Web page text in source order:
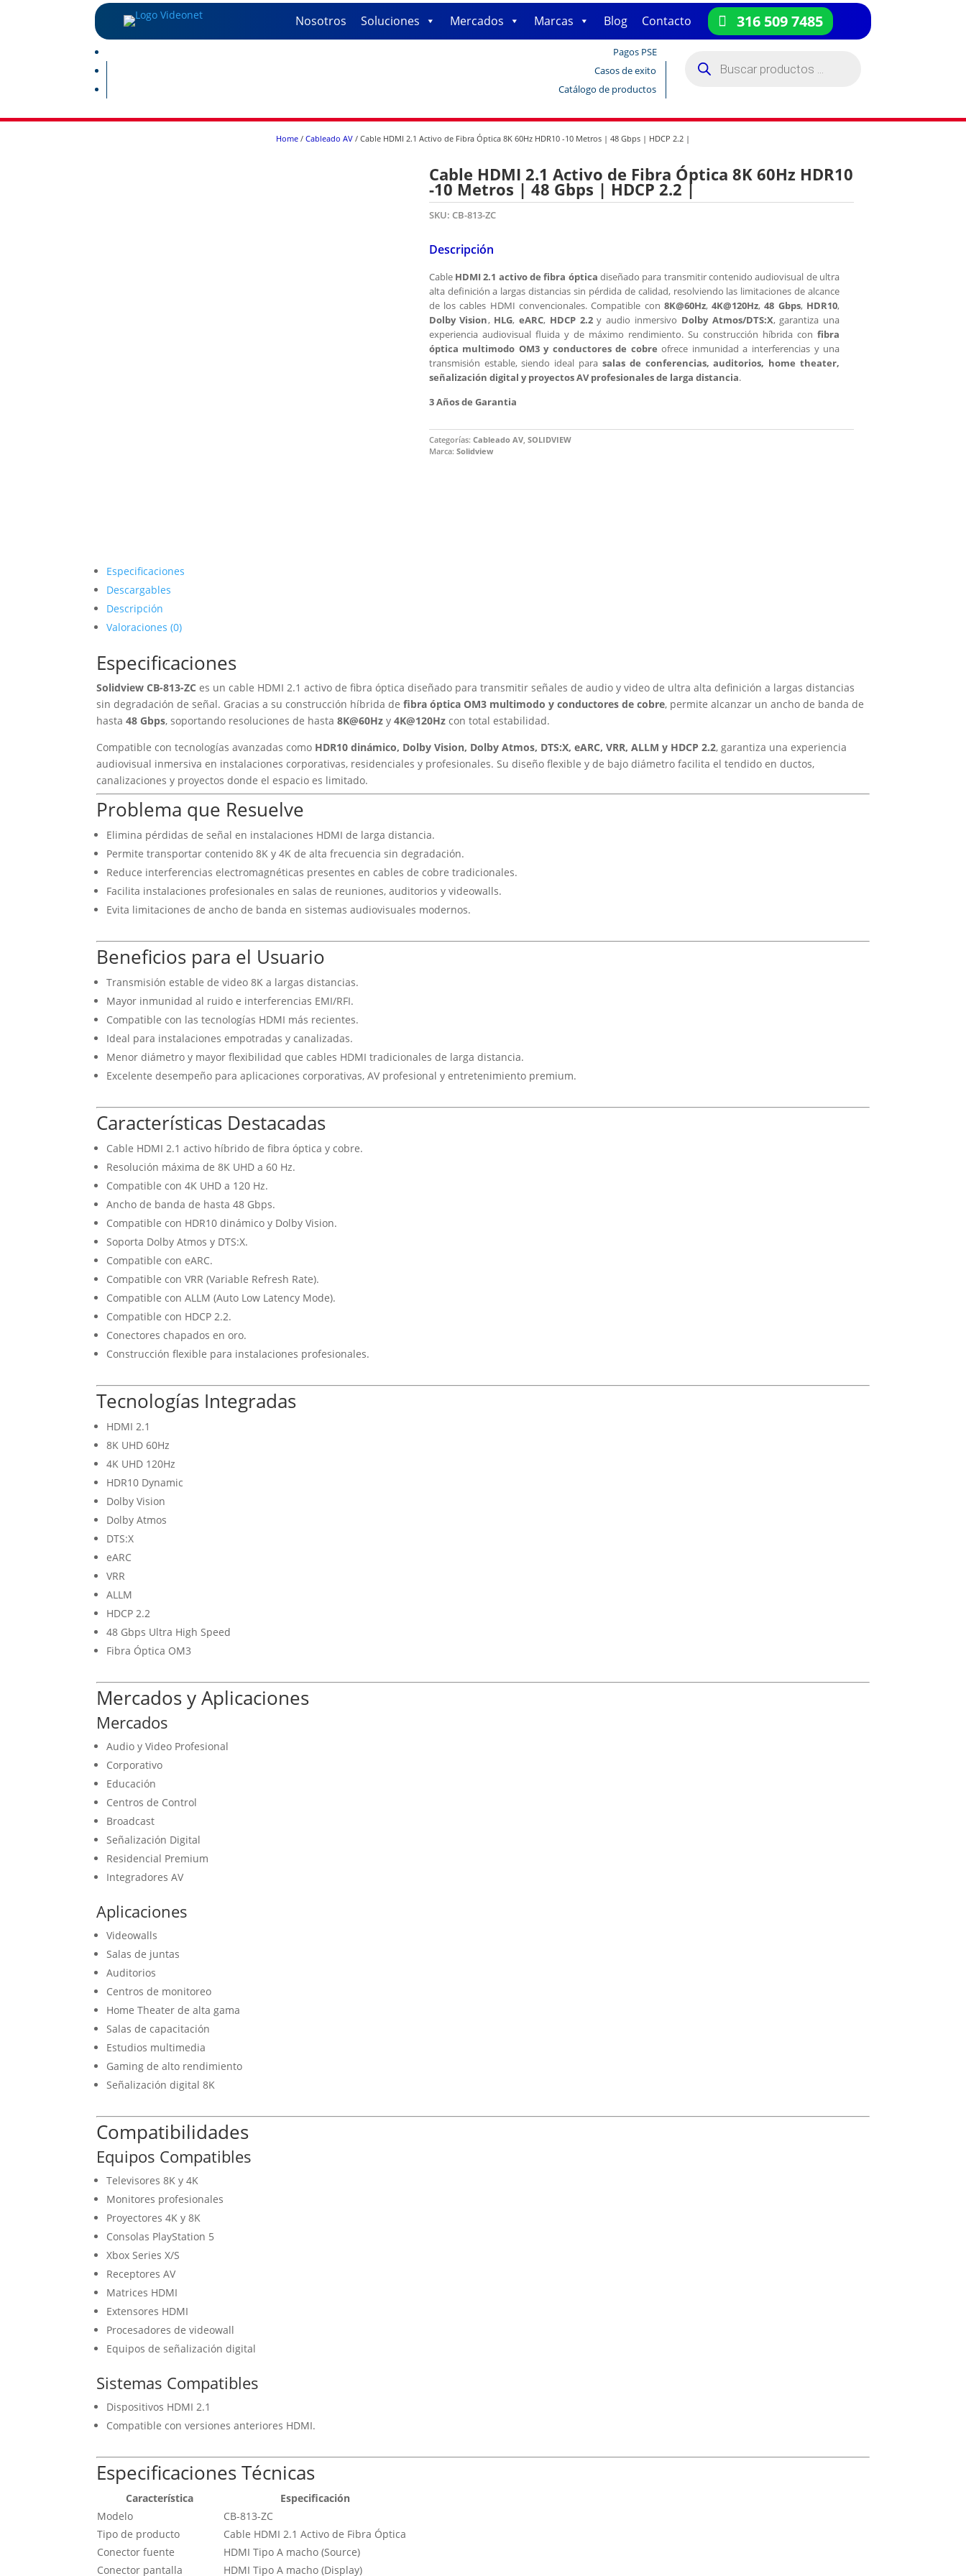
Nosotros Soluciones Mercados Marcas Blog Contacto 316 509 7485
Pagos PSE
Casos de exito
Catálogo de productos
productos
Home / Cableado AV / Cable HDMI 2.1 Activo de Fibra Óptica 8K 60Hz HDR10 -10 Metros | 48 Gbps | HDCP 2.2 |
Cable HDMI 2.1 Activo de Fibra Óptica 8K 60Hz HDR10
-10 Metros | 48 Gbps | HDCP 2.2 |
SKU: CB-813-ZC
Descripción
Cable HDMI 2.1 activo de fibra óptica diseñado para transmitir contenido audiovisual de ultra
alta definición a largas distancias sin pérdida de calidad, resolviendo las limitaciones de alcance
de los cables HDMI convencionales. Compatible con 8K@60Hz,4K@120Hz,48 Gbps, HDR10,
Dolby Vision, HLG,eARC, HDCP 2.2y audio inmersivo Dolby Atmos/DTS:X, garantiza una
experiencia audiovisual fluida y de máximo rendimiento. Su construcción híbrida confibra
óptica multimodo OM3 y conductores de cobre ofrece inmunidad a interferencias y una
transmisión estable, siendo ideal para salas de conferencias, auditorios, home theater,
señalización digital y proyectos AV profesionales de larga distancia.
3 Años de Garantia
Categorías: Cableado AV, SOLIDVIEW
Marca: Solidview
Especificaciones
Descargables
Descripción
Valoraciones (0)
Especificaciones
Solidview CB-813-ZC es un cable HDMI 2.1 activo de fibra óptica diseñado para transmitir señales de audio y video de ultra alta definición a largas distancias
sin degradación de señal. Gracias a su construcción híbrida defibra óptica OM3 multimodo y conductores de cobre, permite alcanzar un ancho de banda de
hasta48 Gbps, soportando resoluciones de hasta8K@60Hz y4K@120Hz con total estabilidad.
Compatible con tecnologías avanzadas como HDR10 dinámico, Dolby Vision, Dolby Atmos, DTS:X, eARC, VRR, ALLM y HDCP 2.2, garantiza una experiencia
audiovisual inmersiva en instalaciones corporativas, residenciales y profesionales. Su diseño flexible y de bajo diámetro facilita el tendido en ductos,
canalizaciones y proyectos donde el espacio es limitado.
Problema que Resuelve
Elimina pérdidas de señal en instalaciones HDMI de larga distancia.
Permite transportar contenido 8K y 4K de alta frecuencia sin degradación.
Reduce interferencias electromagnéticas presentes en cables de cobre tradicionales.
Facilita instalaciones profesionales en salas de reuniones, auditorios y videowalls.
Evita limitaciones de ancho de banda en sistemas audiovisuales modernos.
Beneficios para el Usuario
Transmisión estable de video 8K a largas distancias.
Mayor inmunidad al ruido e interferencias EMI/RFI.
Compatible con las tecnologías HDMI más recientes.
Ideal para instalaciones empotradas y canalizadas.
Menor diámetro y mayor flexibilidad que cables HDMI tradicionales de larga distancia.
Excelente desempeño para aplicaciones corporativas, AV profesional y entretenimiento premium.
Características Destacadas
Cable HDMI 2.1 activo híbrido de fibra óptica y cobre.
Resolución máxima de 8K UHD a 60 Hz.
Compatible con 4K UHD a 120 Hz.
Ancho de banda de hasta 48 Gbps.
Compatible con HDR10 dinámico y Dolby Vision.
Soporta Dolby Atmos y DTS:X.
Compatible con eARC.
Compatible con VRR (Variable Refresh Rate).
Compatible con ALLM (Auto Low Latency Mode).
Compatible con HDCP 2.2.
Conectores chapados en oro.
Construcción flexible para instalaciones profesionales.
Tecnologías Integradas
HDMI 2.1
8K UHD 60Hz
4K UHD 120Hz
HDR10 Dynamic
Dolby Vision
Dolby Atmos
DTS:X
eARC
VRR
ALLM
HDCP 2.2
48 Gbps Ultra High Speed
Fibra Óptica OM3
Mercados y Aplicaciones
Mercados
Audio y Video Profesional
Corporativo
Educación
Centros de Control
Broadcast
Señalización Digital
Residencial Premium
Integradores AV
Aplicaciones
Videowalls
Salas de juntas
Auditorios
Centros de monitoreo
Home Theater de alta gama
Salas de capacitación
Estudios multimedia
Gaming de alto rendimiento
Señalización digital 8K
Compatibilidades
Equipos Compatibles
Televisores 8K y 4K
Monitores profesionales
Proyectores 4K y 8K
Consolas PlayStation 5
Xbox Series X/S
Receptores AV
Matrices HDMI
Extensores HDMI
Procesadores de videowall
Equipos de señalización digital
Sistemas Compatibles
Dispositivos HDMI 2.1
Compatible con versiones anteriores HDMI.
Especificaciones Técnicas
Característica
Especificación
Modelo
CB-813-ZC
Tipo de producto
Cable HDMI 2.1 Activo de Fibra Óptica
Conector fuente
HDMI Tipo A macho (Source)
Conector pantalla
HDMI Tipo A macho (Display)